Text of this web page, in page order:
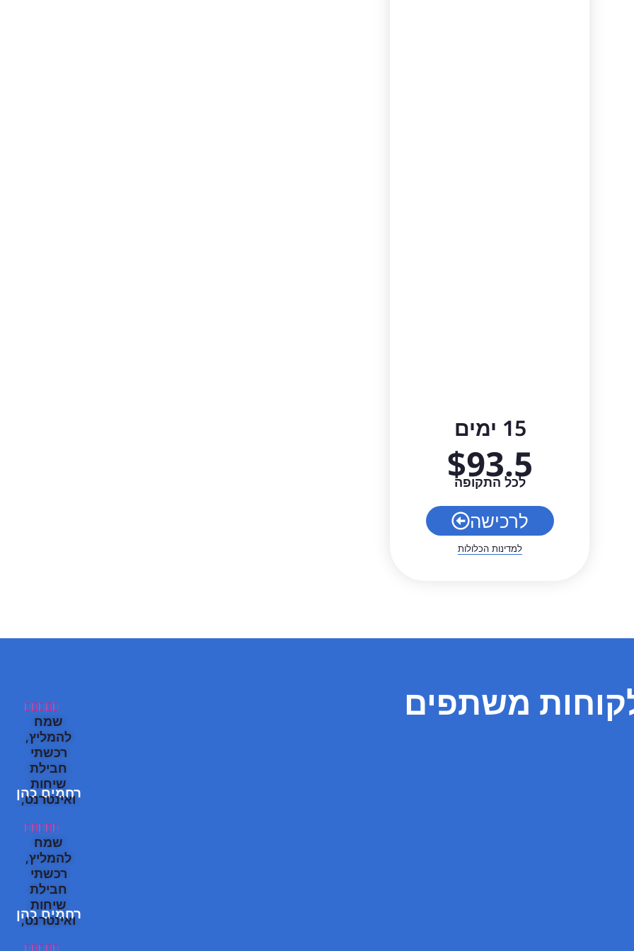
15 ימים
$93.5
לכל התקופה
לרכישה
למדינות הכלולות
משתפים 




שמח
להמליץ,
רכשתי
חבילת
שיחות
ואינטרנט,
מעולה!
תודה
תוך כמה
דקות
הצלחתי
להתחבר,
רחמים כהן





שמח
להמליץ,
רכשתי
חבילת
שיחות
ואינטרנט,
רחמים כהן